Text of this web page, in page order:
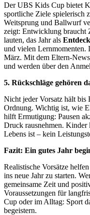
Der UBS Kids Cup bietet
sportliche Ziele spielerisch
Weitsprung und Ballwurf
zeigt: Entwicklung braucht
lauten, das Jahr als
und vielen Lernmomenten.
März. Mit dem Eltern-
und werden über den
5. Rückschläge gehören
Nicht jeder Vorsatz hält bis
Ordnung. Wichtig ist, wie
hilft Ermutigung: Pausen
Druck rausnehmen. Kinder
Lebens ist – kein
Fazit: Ein gutes Jahr
Realistische Vorsätze
ins neue Jahr zu starten.
gemeinsame Zeit und
Voraussetzungen für
Cup oder im Alltag: Sport
begeistern.